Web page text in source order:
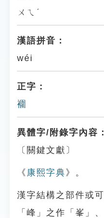
ㄨㄟˊ
漢語拼音：
wéi
正字：
䙟
異體字/附錄字內容：
〔關鍵文獻〕
《 康熙字典 》。
漢字結構之部件或
「峰」之作「峯」